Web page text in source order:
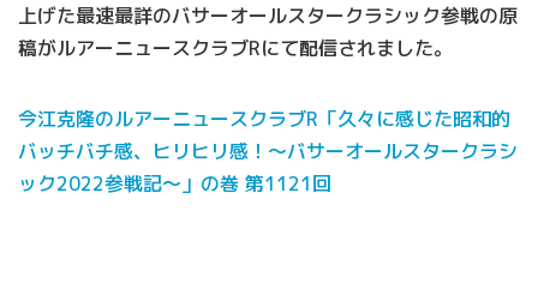
上げた最速最詳のバサーオールスタークラシック参戦の原
稿がルアーニュースクラブRにて配信されました。
今江克隆のルアーニュースクラブR「久々に感じた昭和的
バッチバチ感、ヒリヒリ感！〜バサーオールスタークラシ
ック2022参戦記〜」の巻 第1121回